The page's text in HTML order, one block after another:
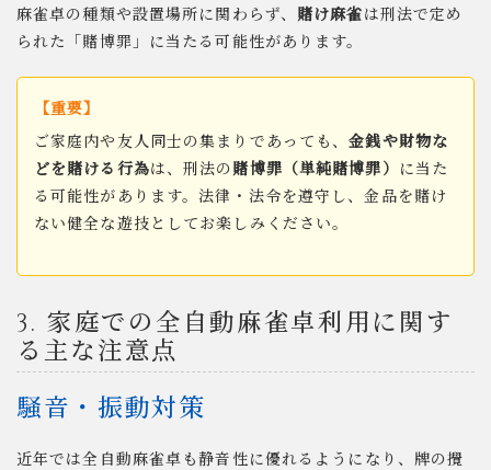
麻雀卓の種類や設置場所に関わらず、 賭け麻雀は刑法で定め
られた「賭博罪」に当たる可能性があります。
【重要】
ご家庭内や友人同士の集まりであっても、金銭や財物な
どを賭ける行為は、刑法の賭博罪（単純賭博罪） に当た
る可能性があります。法律・法令を遵守し、金品を賭け
ない健全な遊技としてお楽しみください。
3. 家庭での全自動麻雀卓利用に関す
る主な注意点
騒音・振動対策
近年では全自動麻雀卓も静音性に優れるようになり、牌の攪